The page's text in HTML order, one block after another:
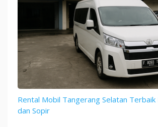
Rental Mobil Tangerang Selatan Terbaik
dan Sopir